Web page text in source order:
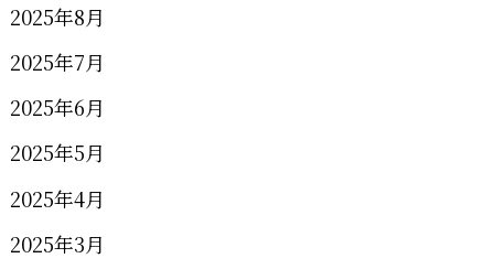
2025年8月
2025年7月
2025年6月
2025年5月
2025年4月
2025年3月